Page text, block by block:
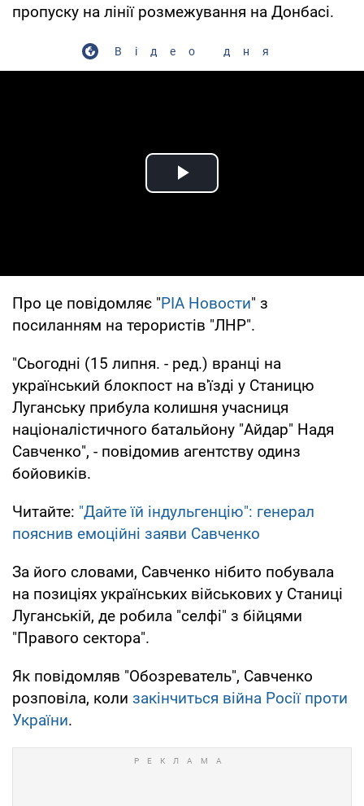
пропуску на лінії розмежування на Донбасі.
Відео дня
Play Video
Про це повідомляє "РІА Новости" з
посиланням на терористів "ЛНР".
"Сьогодні (15 липня. - ред.) вранці на
український блокпост на в'їзді у Станицю
Луганську прибула колишня учасниця
націоналістичного батальйону "Айдар" Надя
Савченко", - повідомив агентству одинз
бойовиків.
Читайте: "Дайте їй індульгенцію": генерал
пояснив емоційні заяви Савченко
За його словами, Савченко нібито побувала
на позиціях українських військових у Станиці
Луганській, де робила "селфі" з бійцями
"Правого сектора".
Як повідомляв "Обозреватель", Савченко
розповіла, коли закінчиться війна Росії проти
України.